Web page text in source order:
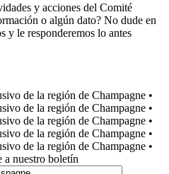
y acciones del Comité
o algún dato? No dude en
y le responderemos lo antes
de la región de Champagne •
de la región de Champagne •
de la región de Champagne •
de la región de Champagne •
de la región de Champagne •
a nuestro boletín